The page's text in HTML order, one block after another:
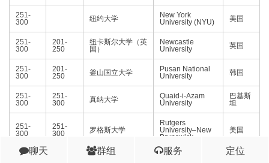
251-
300
纽约大学
New York
University (NYU)
美国
251-
300
201-
250
纽卡斯尔大学（英
国）
Newcastle
University
英国
251-
300
201-
250
釜山国立大学
Pusan National
University
韩国
251-
300
251-
300
真纳大学
Quaid-i-Azam
University
巴基斯
坦
251-
300
251-
300
罗格斯大学
Rutgers
University–New
Brunswick
美国
251-
Saint Petersburg
聊天 群组 服务 定位